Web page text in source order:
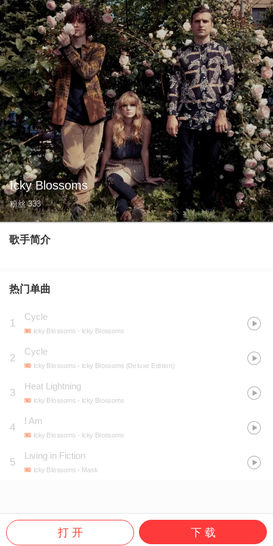
Icky Blossoms
粉丝 333
歌手简介
热门单曲
1
Cycle
Icky Blossoms - Icky Blossoms
2
Cycle
Icky Blossoms - Icky Blossoms (Deluxe Edition)
3
Heat Lightning
Icky Blossoms - Icky Blossoms
4
I Am
Icky Blossoms - Icky Blossoms
5
Living in Fiction
Icky Blossoms - Mask
打 开 下 载